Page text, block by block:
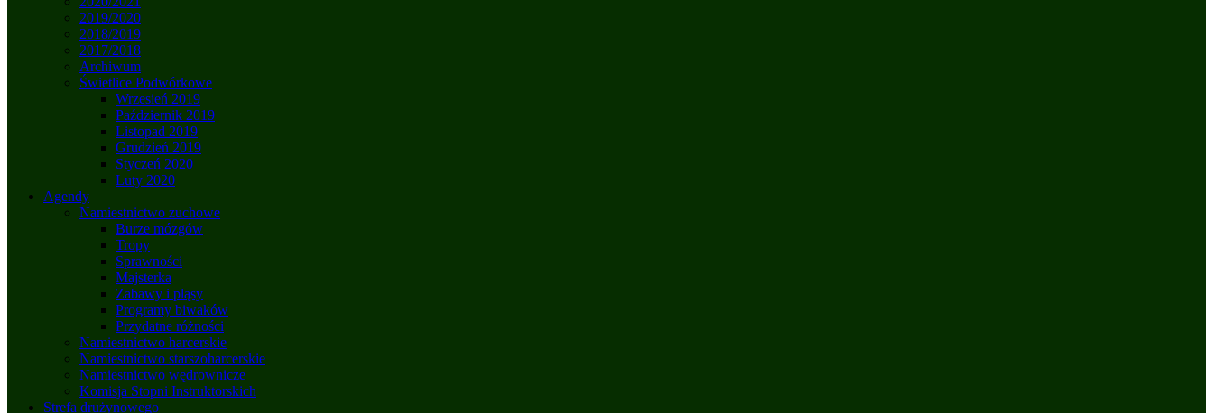
2019/2020
2018/2019
2017/2018
Archiwum
Świetlice Podwórkowe
Wrzesień 2019
Październik 2019
Listopad 2019
Grudzień 2019
Styczeń 2020
Luty 2020
Agendy
Namiestnictwo zuchowe
Burze mózgów
Tropy
Sprawności
Majsterka
Zabawy i pląsy
Programy biwaków
Przydatne różności
Namiestnictwo harcerskie
Namiestnictwo starszoharcerskie
Namiestnictwo wędrownicze
Komisja Stopni Instruktorskich
Strefa drużynowego